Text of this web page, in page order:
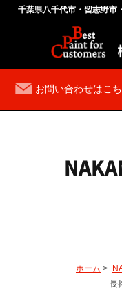
千葉県八千代市・習志野市
お問い合わせはこ
ホーム >
長